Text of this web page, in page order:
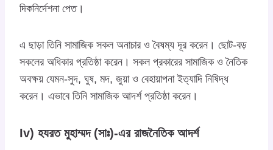
দিকনির্দেশনা পেত।
এ ছাড়া তিনি সামাজিক সকল অনাচার ও বৈষম্য দূর করেন। ছোট-বড়
সকলের অধিকার প্রতিষ্ঠা করেন। সকল প্রকারের সামাজিক ও নৈতিক
অবক্ষয় যেমন-সুদ, ঘুষ, মদ, জুয়া ও বেহায়াপনা ইত্যাদি নিষিদ্ধ
করেন। এভাবে তিনি সামাজিক আদর্শ প্রতিষ্ঠা করেন।
Iv) হযরত মুহাম্মদ (সাঃ)-এর রাজনৈতিক আদর্শ